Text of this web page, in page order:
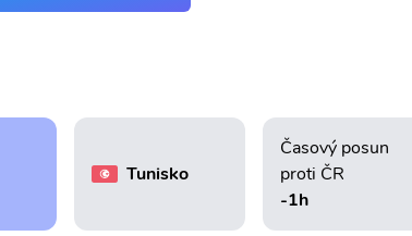
Tunisko
Časový posun
proti ČR
-1h